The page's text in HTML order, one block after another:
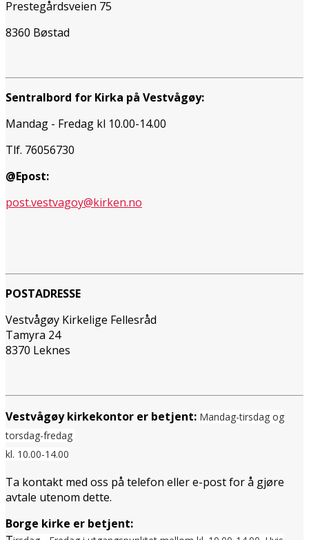
Prestegårdsveien 75
8360 Bøstad
Sentralbord for Kirka på Vestvågøy:
Mandag - Fredag kl 10.00-14.00
Tlf. 76056730
@Epost:
post.vestvagoy@kirken.no
POSTADRESSE
Vestvågøy Kirkelige Fellesråd
Tamyra 24
8370 Leknes
Vestvågøy kirkekontor er betjent: Mandag-tirsdag og
torsdag-fredag
kl. 10.00-14.00
Ta kontakt med oss på telefon eller e-post for å gjøre
avtale utenom dette.
Borge kirke er betjent: